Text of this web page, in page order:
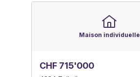
Maison individuelle
CHF 715'000